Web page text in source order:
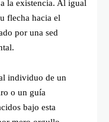
la existencia. Al igual
flecha hacia el
por una sed
individuo de un
o un guía
bajo esta